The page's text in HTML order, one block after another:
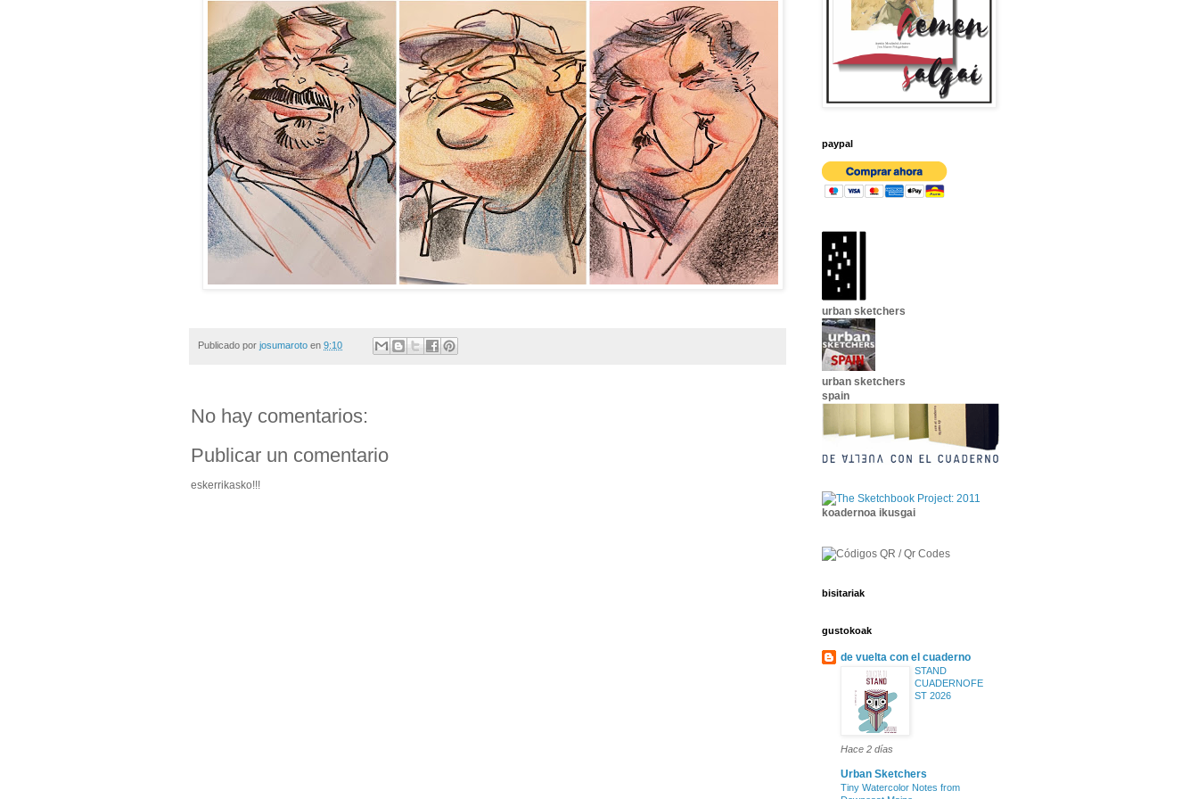
Publicado por josumaroto en 9:10
No hay comentarios:
Publicar un comentario
eskerrikasko!!!
paypal
urban sketchers
urban sketchers
spain
koadernoa ikusgai
bisitariak
gustokoak
de vuelta con el cuaderno
STAND
CUADERNOFE
ST 2026
Hace 2 días
Urban Sketchers
Tiny Watercolor Notes from